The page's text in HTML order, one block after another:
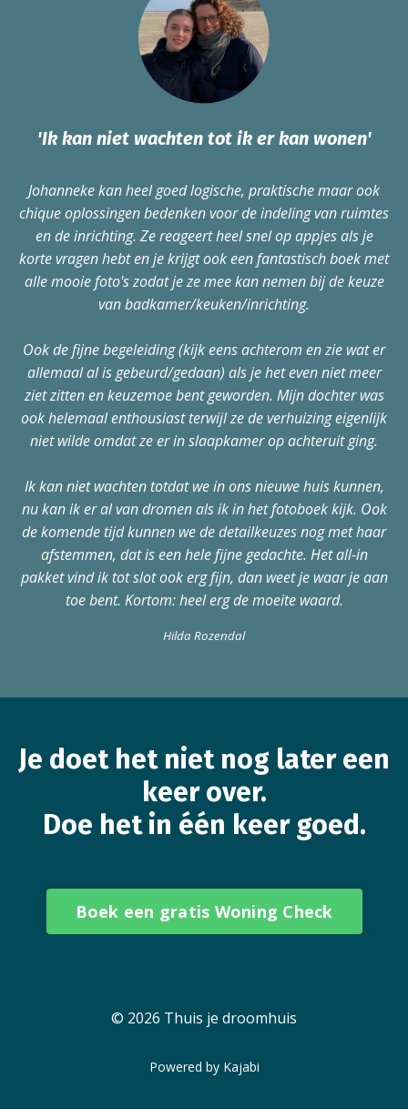
'Ik kan niet wachten tot ik er kan wonen'
Johanneke kan heel goed logische, praktische maar ook
chique oplossingen bedenken voor de indeling van ruimtes
en de inrichting. Ze reageert heel snel op appjes als je
korte vragen hebt en je krijgt ook een fantastisch boek met
alle mooie foto's zodat je ze mee kan nemen bij de keuze
van badkamer/keuken/inrichting.
Ook de fijne begeleiding (kijk eens achterom en zie wat er
allemaal al is gebeurd/gedaan) als je het even niet meer
ziet zitten en keuzemoe bent geworden. Mijn dochter was
ook helemaal enthousiast terwijl ze de verhuizing eigenlijk
niet wilde omdat ze er in slaapkamer op achteruit ging.
Ik kan niet wachten totdat we in ons nieuwe huis kunnen,
nu kan ik er al van dromen als ik in het fotoboek kijk. Ook
de komende tijd kunnen we de detailkeuzes nog met haar
afstemmen, dat is een hele fijne gedachte. Het all-in
pakket vind ik tot slot ook erg fijn, dan weet je waar je aan
toe bent. Kortom: heel erg de moeite waard.
Hilda Rozendal
Je doet het niet nog later een
keer over.
Doe het in één keer goed.
Boek een gratis Woning Check
© 2026 Thuis je droomhuis
Powered by Kajabi